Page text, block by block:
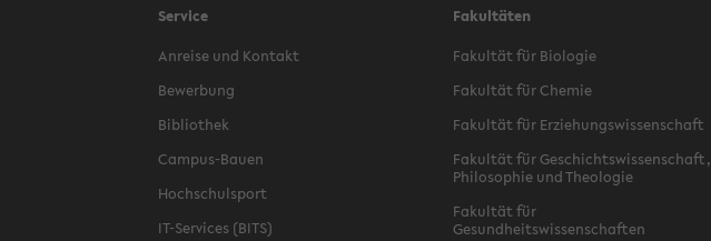
Service
Anreise und Kontakt
Bewerbung
Bibliothek
Campus-Bauen
Hochschulsport
IT-Services (BITS)
Fakultäten
Fakultät für Biologie
Fakultät für Chemie
Fakultät für Erziehungswissenschaft
Fakultät für Geschichtswissenschaft,
Philosophie und Theologie
Fakultät für
Gesundheitswissenschaften